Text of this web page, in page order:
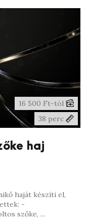
16 500 Ft-tól
38 perc
haj
haját készíti el,
-
szőke, ...